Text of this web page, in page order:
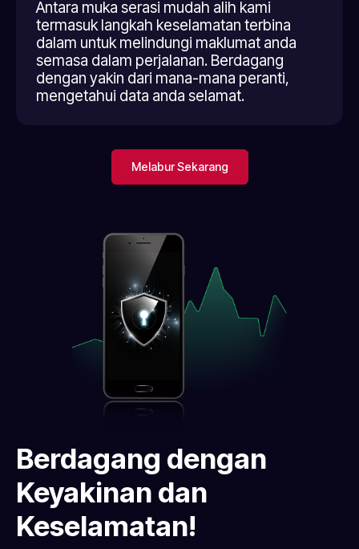
Antara muka serasi mudah alih kami
termasuk langkah keselamatan terbina
dalam untuk melindungi maklumat anda
semasa dalam perjalanan. Berdagang
dengan yakin dari mana-mana peranti,
mengetahui data anda selamat.
Melabur Sekarang
Berdagang dengan
Keyakinan dan
Keselamatan!